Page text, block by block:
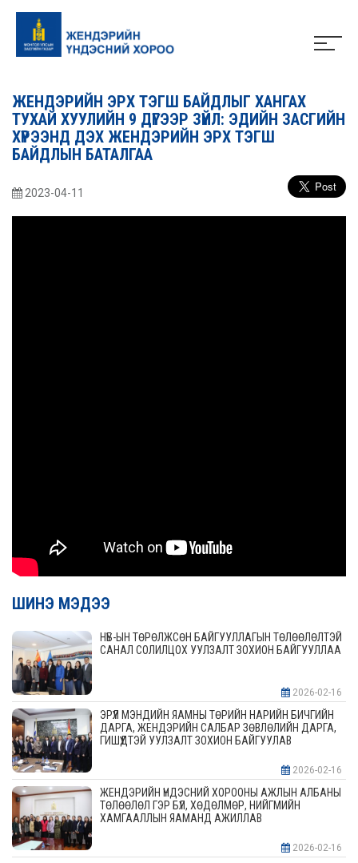
ЖЕНДЭРИЙН ЭРХ ТЭГШ БАЙДЛЫГ ХАНГАХ
ТУХАЙ ХУУЛИЙН 9 ДҮГЭЭР ЗҮЙЛ: ЭДИЙН ЗАСГИЙН
ХҮРЭЭНД ДЭХ ЖЕНДЭРИЙН ЭРХ ТЭГШ
БАЙДЛЫН БАТАЛГАА
2023-04-11
ШИНЭ МЭДЭЭ
НҮБ-ЫН ТӨРӨЛЖСӨН БАЙГУУЛЛАГЫН ТӨЛӨӨЛӨЛТЭЙ
САНАЛ СОЛИЛЦОХ УУЛЗАЛТ ЗОХИОН БАЙГУУЛЛАА
2026-02-16
ЭРҮҮЛ МЭНДИЙН ЯАМНЫ ТӨРИЙН НАРИЙН БИЧГИЙН
ДАРГА, ЖЕНДЭРИЙН САЛБАР ЗӨВЛӨЛИЙН ДАРГА,
ГИШҮҮДТЭЙ УУЛЗАЛТ ЗОХИОН БАЙГУУЛАВ
2026-02-16
ЖЕНДЭРИЙН ҮНДЭСНИЙ ХОРООНЫ АЖЛЫН АЛБАНЫ
ТӨЛӨӨЛӨЛ ГЭР БҮЛ, ХӨДӨЛМӨР, НИЙГМИЙН
ХАМГААЛЛЫН ЯАМАНД АЖИЛЛАВ
2026-02-16